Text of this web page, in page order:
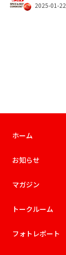
2025-01-22
ホーム
お知らせ
マガジン
トークルーム
フォトレポート